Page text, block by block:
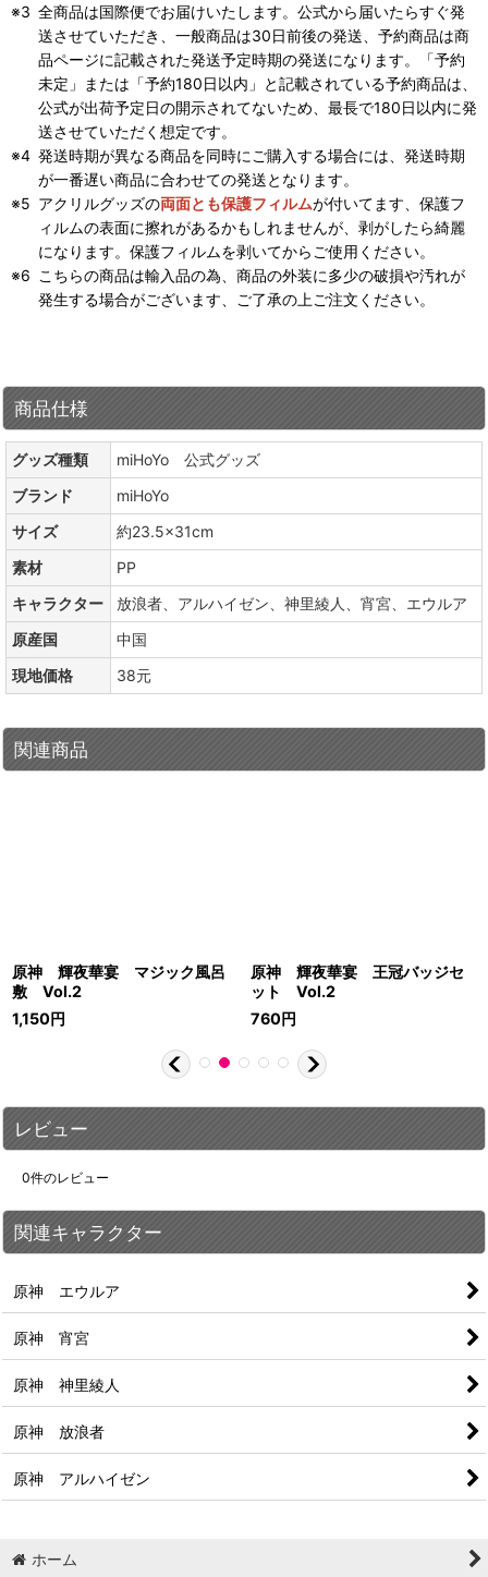
全商品は国際便でお届けいたします。公式から届いたらすぐ発
送させていただき、一般商品は30日前後の発送、予約商品は商
品ページに記載された発送予定時期の発送になります。「予約
未定」または「予約180日以内」と記載されている予約商品は、
公式が出荷予定日の開示されてないため、最長で180日以内に発
送させていただく想定です。
発送時期が異なる商品を同時にご購入する場合には、発送時期
が一番遅い商品に合わせての発送となります。
アクリルグッズの両面とも保護フィルムが付いてます、保護フ
ィルムの表面に擦れがあるかもしれませんが、剥がしたら綺麗
になります。保護フィルムを剥いてからご使用ください。
こちらの商品は輸入品の為、商品の外装に多少の破損や汚れが
発生する場合がございます、ご了承の上ご注文ください。
商品仕様
グッズ種類
miHoYo 公式グッズ
ブランド
miHoYo
サイズ
約23.5×31cm
素材
PP
キャラクター
放浪者、アルハイゼン、神里綾人、宵宮、エウルア
原産国
中国
現地価格
38元
関連商品
原神 輝夜華宴 マジック風呂
敷 Vol.2
1,150円
原神 輝夜華宴 王冠バッジセ
ット Vol.2
760円
レビュー
0件のレビュー
関連キャラクター
原神 エウルア
原神 宵宮
原神 神里綾人
原神 放浪者
原神 アルハイゼン
ホーム